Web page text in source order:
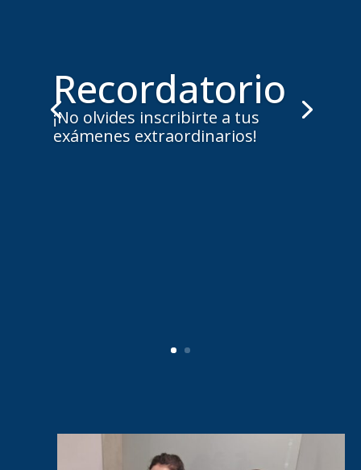
Recordatorio
¡No olvides inscribirte a tus
exámenes extraordinarios!